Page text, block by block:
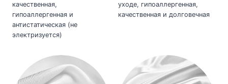
качественная,
гипоаллергенная и
антистатическая (не
электризуется)
уходе, гипоаллергенная,
качественная и долговечная